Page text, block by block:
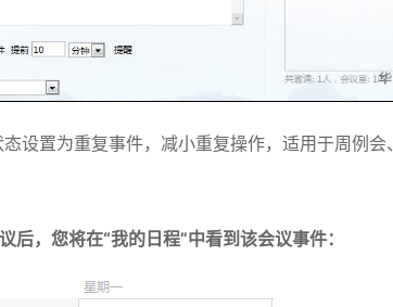
设置为重复事件，减小重复操作，适用于周例会
后，您将在“我的日程”中看到该会议事件：